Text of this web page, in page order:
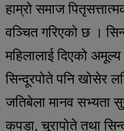
हाम्रो समाज
वञ्चित गरिएको छ ।
महिलालाई दिएको
सिन्दूरपोते पनि खोसेर
जतिबेला मानव सभ्यता
कपडा, चुरापोते तथा